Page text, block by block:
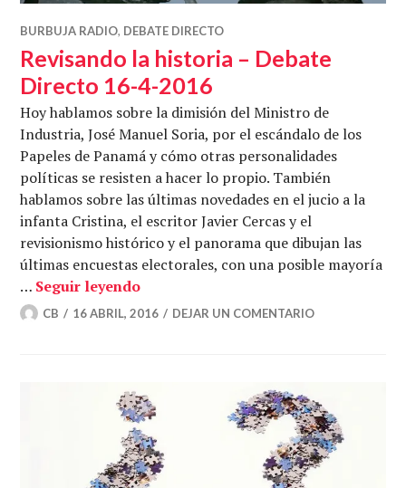
BURBUJA RADIO, DEBATE DIRECTO
Revisando la historia – Debate
Directo 16-4-2016
Hoy hablamos sobre la dimisión del Ministro de
Industria, José Manuel Soria, por el escándalo de los
Papeles de Panamá y cómo otras personalidades
políticas se resisten a hacer lo propio. También
hablamos sobre las últimas novedades en el jucio a la
infanta Cristina, el escritor Javier Cercas y el
revisionismo histórico y el panorama que dibujan las
últimas encuestas electorales, con una posible mayoría
… Seguir leyendoRevisando la historia – Debate
CB 16 ABRIL, 2016 DEJAR UN COMENTARIO